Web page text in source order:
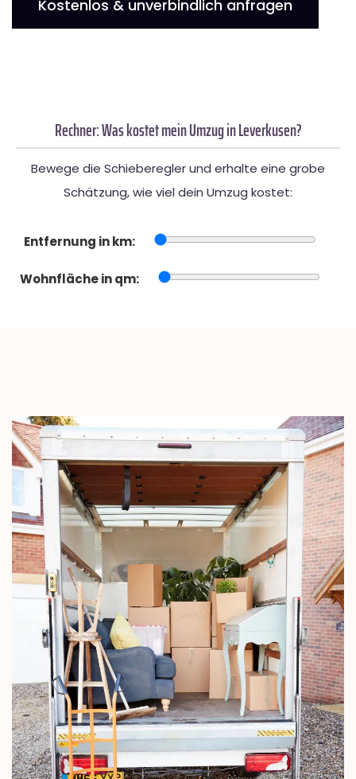
Kostenlos & unverbindlich anfragen
Rechner: Was kostet mein Umzug in Leverkusen?
Bewege die Schieberegler und erhalte eine grobe
Schätzung, wie viel dein Umzug kostet:
Entfernung in km:
Wohnfläche in qm: